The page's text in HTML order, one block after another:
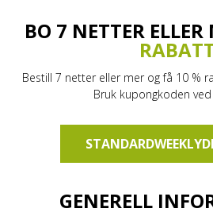
BO 7 NETTER ELLER
Bestill 7 netter eller mer og få 10 %
Bruk kupongkoden
GENERELL